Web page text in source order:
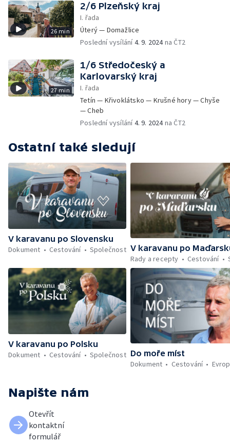
26 min
2/6 Plzeňský kraj
I. řada
Úterý — Domažlice
Poslední vysílání4. 9. 2024na ČT2
27 min
1/6 Středočeský a
Karlovarský kraj
I. řada
Tetín — Křivoklátsko — Krušné hory — Chyše
— Cheb
Poslední vysílání4. 9. 2024na ČT2
Ostatní také sledují
V karavanu po Slovensku
Dokument
Cestování Společnost V karavanu po
Rady a recepty
Cestování
V karavanu po Polsku
Dokument
Cestování Společnost Do moře míst
Dokument
Cestování
Napište nám
Otevřít
kontaktní
formulář